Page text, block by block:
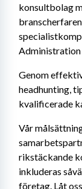
konsultbolag
Administration
Genom
headhunting,
kvalificerade
Vår
rikstäckande
inkluderas
företag. Låt